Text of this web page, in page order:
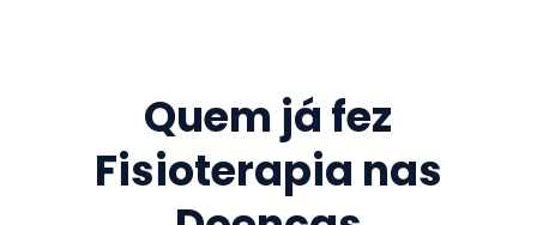
Quem já fez
Fisioterapia nas